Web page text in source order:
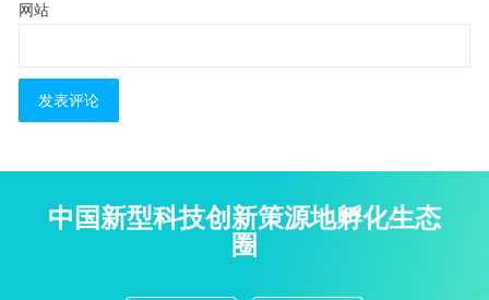
网站
中国新型科技创新策源地孵化生态
圈